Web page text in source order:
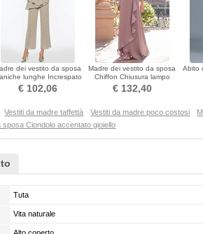
dei vestito da sposa
lunghe Increspato
a festoni
€ 102,06
Madre dei vestito da sposa
Chiffon Chiusura lampo
Bateau Romantici
€ 132,40
Abito
Vestiti da madre taffettà Vestiti da madre poco costosi
sposa Ciondolo accentato gioiello
Tuta
Vita naturale